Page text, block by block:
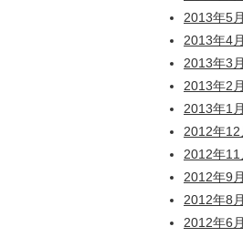
2013年5月
2013年4月
2013年3月
2013年2月
2013年1月
2012年12
2012年11
2012年9月
2012年8月
2012年6月